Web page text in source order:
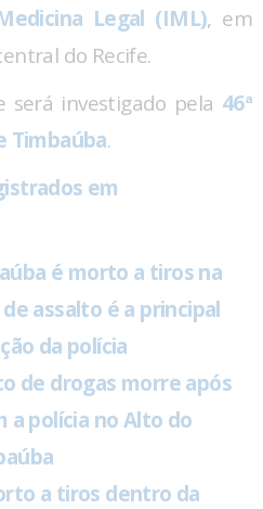
Legal (IML), em
do Recife.
será investigado pela 46ª
Timbaúba.
em
é morto a tiros na
assalto é a principal
da polícia
de drogas morre após
a polícia no Alto do
a tiros dentro da